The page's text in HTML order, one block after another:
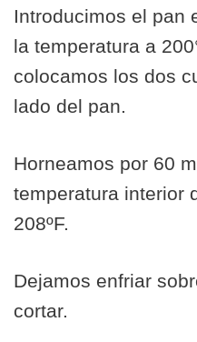
Introducimos el pan
la temperatura a
colocamos los dos
lado del pan.
Horneamos por 60
temperatura interior
208ºF.
Dejamos enfriar
cortar.